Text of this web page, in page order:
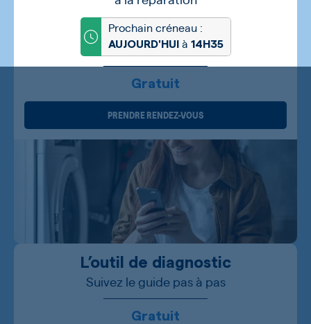
Prochain créneau :
AUJOURD'HUI à 14H35
Gratuit
PRENDRE RENDEZ-VOUS
L’outil de diagnostic
Suivez le guide pas à pas
Gratuit